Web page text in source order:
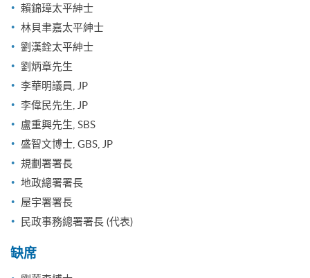
賴錦璋太平紳士
林貝聿嘉太平紳士
劉漢銓太平紳士
劉炳章先生
李華明議員, JP
李偉民先生, JP
盧重興先生, SBS
盛智文博士, GBS, JP
規劃署署長
地政總署署長
屋宇署署長
民政事務總署署長 (代表)
缺席